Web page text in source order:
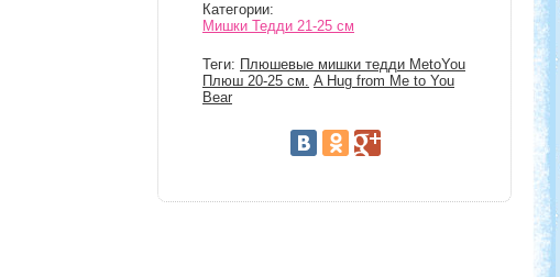
Категории:
Мишки Тедди 21-25 см
Теги: Плюшевые мишки тедди MetoYou
Плюш 20-25 см.
A Hug from Me to You
Bear